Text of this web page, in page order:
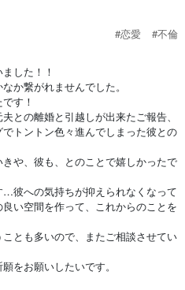
#恋愛
#不倫
した！！
か繋がれませんでした。
す！
との離婚と引越しが出来たご報告、
トントン色々進んでしまった彼との
や、彼も、とのことで嬉しかったで
彼への気持ちが抑えられなくなって
い空間を作って、これからのことを
とも多いので、またご相談させてい
をお願いしたいです。